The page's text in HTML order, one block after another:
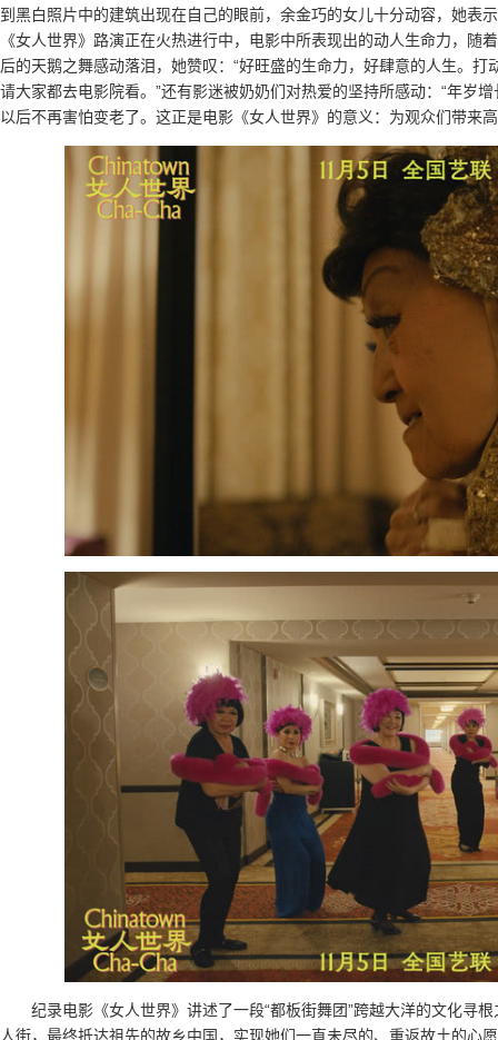
到黑白照片中的建筑出现在自己的眼前，余金巧的女儿十分动容，她表
《女人世界》路演正在火热进行中，电影中所表现出的动人生命力，
后的天鹅之舞感动落泪，她赞叹：“好旺盛的生命力，好肆意的人生。
请大家都去电影院看。”还有影迷被奶奶们对热爱的坚持所感动：“年岁
以后不再害怕变老了。这正是电影《女人世界》的意义：为观众们带来
纪录电影《女人世界》讲述了一段“都板街舞团”跨越大洋的文化寻
人街，最终抵达祖先的故乡中国，实现她们一直未尽的、重返故土的心